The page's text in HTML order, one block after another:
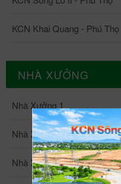
KCN Khai Quang - Phú Thọ
NHÀ XƯỞNG
Nhà Xưởng 1
Nhà Xưởng 2
Nhà Xưởng 3